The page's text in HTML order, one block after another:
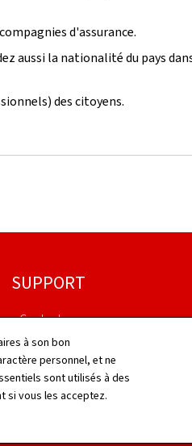
à son bon
personnel, et ne
sont utilisés à des
si vous les acceptez.
d'assurance.
aussi la nationalité du pays
des citoyens.
SUPPORT
Contact
Plan du site
À propos du site